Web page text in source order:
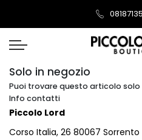
Solo in negozio
Puoi trovare questo articolo
Info contatti
Piccolo Lord
Corso Italia, 26 80067 Sorrento